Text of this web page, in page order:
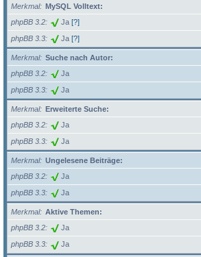
Merkmal
MySQL Volltext:
phpBB 3.2
Ja [?]
phpBB 3.3 Ja [?]
Merkmal
Suche nach Autor:
phpBB 3.2
Ja
phpBB 3.3 Ja
Merkmal
Erweiterte Suche:
phpBB 3.2
Ja
phpBB 3.3 Ja
Merkmal
Ungelesene Beiträge:
phpBB 3.2
Ja
phpBB 3.3 Ja
Merkmal
Aktive Themen:
phpBB 3.2
Ja
phpBB 3.3 Ja